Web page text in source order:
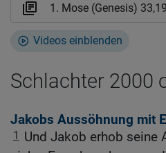
Videos einblenden
Schlachter 2000
Jakobs Aussöhnung mit
1
Und Jakob erhob seine